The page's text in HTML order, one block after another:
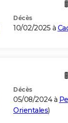
Décès
10/02/2025 à
Décès
05/08/2024 à
Orientales)